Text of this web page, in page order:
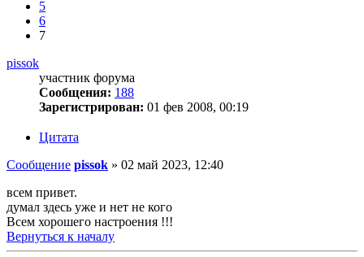
5
6
7
pissok
участник форума
Сообщения: 188
Зарегистрирован: 01 фев 2008, 00:19
Цитата
Сообщение pissok » 02 май 2023, 12:40
всем привет.
думал здесь уже и нет не кого
Всем хорошего настроения !!!
Вернуться к началу